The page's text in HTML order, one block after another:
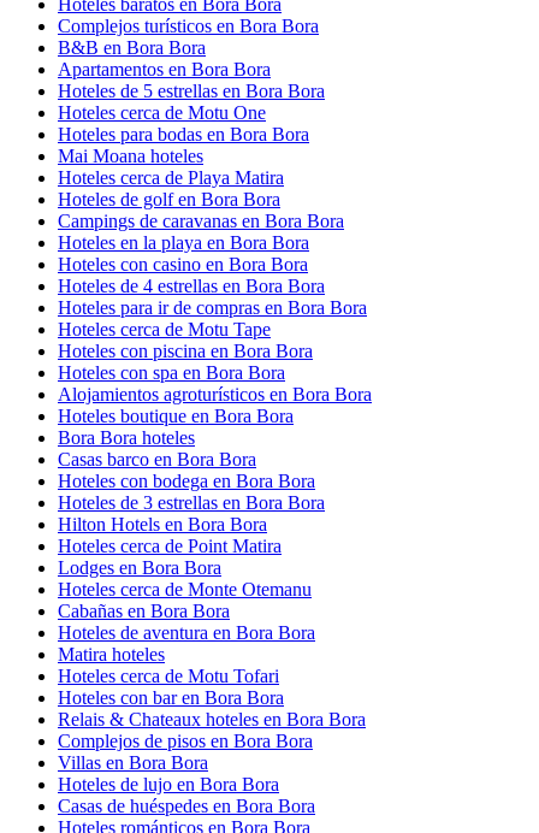
Complejos turísticos en Bora Bora
B&B en Bora Bora
Apartamentos en Bora Bora
Hoteles de 5 estrellas en Bora Bora
Hoteles cerca de Motu One
Hoteles para bodas en Bora Bora
Mai Moana hoteles
Hoteles cerca de Playa Matira
Hoteles de golf en Bora Bora
Campings de caravanas en Bora Bora
Hoteles en la playa en Bora Bora
Hoteles con casino en Bora Bora
Hoteles de 4 estrellas en Bora Bora
Hoteles para ir de compras en Bora Bora
Hoteles cerca de Motu Tape
Hoteles con piscina en Bora Bora
Hoteles con spa en Bora Bora
Alojamientos agroturísticos en Bora Bora
Hoteles boutique en Bora Bora
Bora Bora hoteles
Casas barco en Bora Bora
Hoteles con bodega en Bora Bora
Hoteles de 3 estrellas en Bora Bora
Hilton Hotels en Bora Bora
Hoteles cerca de Point Matira
Lodges en Bora Bora
Hoteles cerca de Monte Otemanu
Cabañas en Bora Bora
Hoteles de aventura en Bora Bora
Matira hoteles
Hoteles cerca de Motu Tofari
Hoteles con bar en Bora Bora
Relais & Chateaux hoteles en Bora Bora
Complejos de pisos en Bora Bora
Villas en Bora Bora
Hoteles de lujo en Bora Bora
Casas de huéspedes en Bora Bora
Hoteles románticos en Bora Bora